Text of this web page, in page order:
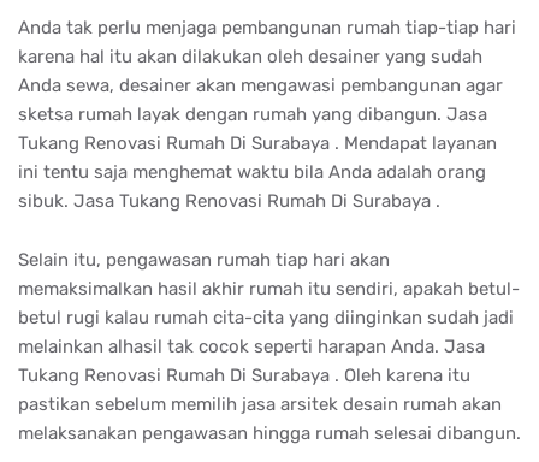
Anda tak perlu menjaga pembangunan rumah tiap-tiap hari
karena hal itu akan dilakukan oleh desainer yang sudah
Anda sewa, desainer akan mengawasi pembangunan agar
sketsa rumah layak dengan rumah yang dibangun. Jasa
Tukang Renovasi Rumah Di Surabaya . Mendapat layanan
ini tentu saja menghemat waktu bila Anda adalah orang
sibuk. Jasa Tukang Renovasi Rumah Di Surabaya .
Selain itu, pengawasan rumah tiap hari akan
memaksimalkan hasil akhir rumah itu sendiri, apakah betul-
betul rugi kalau rumah cita-cita yang diinginkan sudah jadi
melainkan alhasil tak cocok seperti harapan Anda. Jasa
Tukang Renovasi Rumah Di Surabaya . Oleh karena itu
pastikan sebelum memilih jasa arsitek desain rumah akan
melaksanakan pengawasan hingga rumah selesai dibangun.